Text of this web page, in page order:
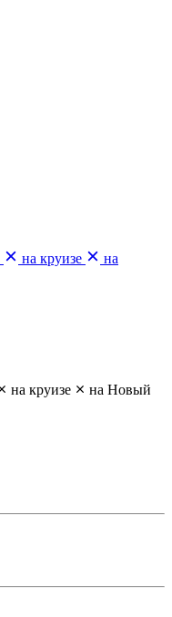
на круизе
на
на круизе
на Новый